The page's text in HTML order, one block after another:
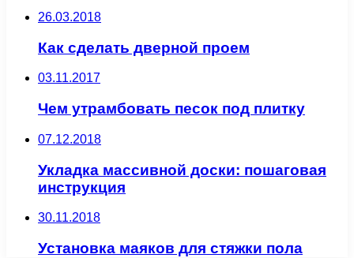
26.03.2018
Как сделать дверной проем
03.11.2017
Чем утрамбовать песок под плитку
07.12.2018
Укладка массивной доски: пошаговая
инструкция
30.11.2018
Установка маяков для стяжки пола